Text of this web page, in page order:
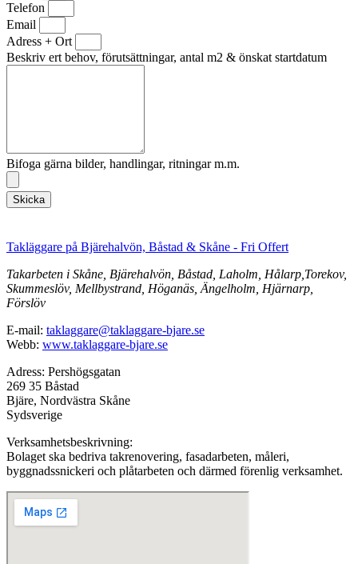
Telefon
Email
Adress + Ort
Beskriv ert behov, förutsättningar, antal m2 & önskat startdatum
Bifoga gärna bilder, handlingar, ritningar m.m.
Skicka
Takläggare på Bjärehalvön, Båstad & Skåne - Fri Offert
Takarbeten i Skåne, Bjärehalvön, Båstad, Laholm, Hålarp,Torekov,
Skummeslöv, Mellbystrand, Höganäs, Ängelholm, Hjärnarp,
Förslöv
E-mail: taklaggare@taklaggare-bjare.se
Webb: www.taklaggare-bjare.se
Adress: Pershögsgatan
269 35 Båstad
Bjäre, Nordvästra Skåne
Sydsverige
Verksamhetsbeskrivning:
Bolaget ska bedriva takrenovering, fasadarbeten, måleri,
byggnadssnickeri och plåtarbeten och därmed förenlig verksamhet.